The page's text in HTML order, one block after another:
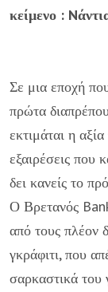
κείμενο :
Σε μια εποχή
πρώτα
εκτιμάται η
εξαιρέσεις που
δει κανείς το
Ο Βρετανός
από τους πλέον
γκράφιτι, που
σαρκαστικά του